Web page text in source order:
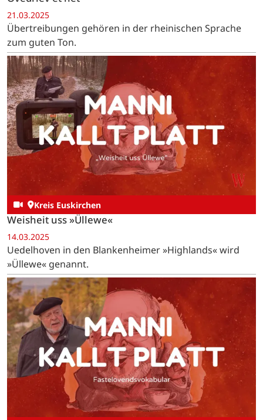
21.03.2025
Übertreibungen gehören in der rheinischen Sprache
zum guten Ton.
Kreis Euskirchen
Weisheit uss »Üllewe«
14.03.2025
Uedelhoven in den Blankenheimer »Highlands« wird
»Üllewe« genannt.